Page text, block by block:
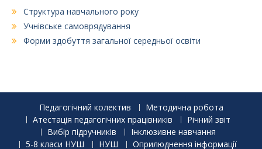
Структура навчального року
Учнівське самоврядування
Форми здобуття загальної середньої освіти
Педагогічний колектив
Методична робота
Атестація педагогічних працівників
Річний звіт
Вибір підручників
Інклюзивне навчання
5-8 класи НУШ
НУШ Оприлюднення інформації